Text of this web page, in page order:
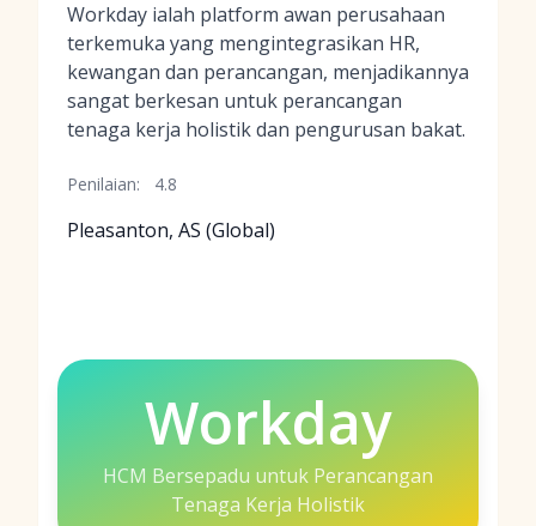
Workday ialah platform awan perusahaan
terkemuka yang mengintegrasikan HR,
kewangan dan perancangan, menjadikannya
sangat berkesan untuk perancangan
tenaga kerja holistik dan pengurusan bakat.
Penilaian: 4.8
Pleasanton, AS (Global)
Workday
HCM Bersepadu untuk Perancangan
Tenaga Kerja Holistik